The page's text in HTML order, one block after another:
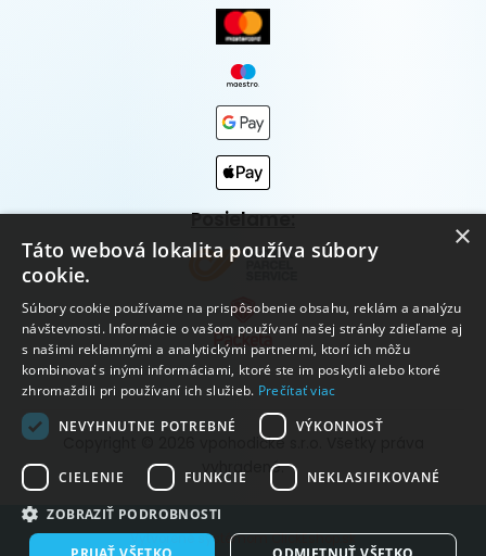
Posielame:
Copyright © 2026 vpohodičke s.r.o. Všetky práva
vyhradené.
Vytvorené systémom ClickEshop.sk
×
Táto webová lokalita používa súbory
cookie.
Súbory cookie používame na prispôsobenie obsahu, reklám a analýzu
návštevnosti. Informácie o vašom používaní našej stránky zdieľame aj
s našimi reklamnými a analytickými partnermi, ktorí ich môžu
kombinovať s inými informáciami, ktoré ste im poskytli alebo ktoré
zhromaždili pri používaní ich služieb. Prečítať viac
NEVYHNUTNE POTREBNÉ
VÝKONNOSŤ
CIELENIE FUNKCIE NEKLASIFIKOVANÉ
ZOBRAZIŤ PODROBNOSTI